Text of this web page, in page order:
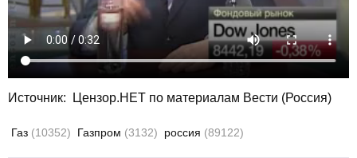
Источник: Цензор.НЕТ по материалам Вести (Россия)
Газ (10352) Газпром (3132) россия (89122)